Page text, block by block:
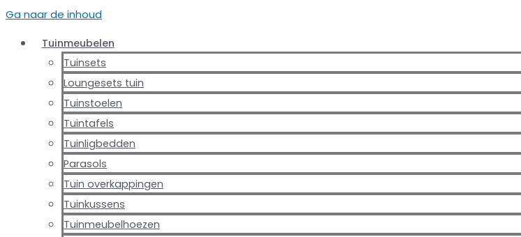
Ga naar de inhoud
Tuinmeubelen
Tuinsets
Loungesets tuin
Tuinstoelen
Tuintafels
Tuinligbedden
Parasols
Tuin overkappingen
Tuinkussens
Tuinmeubelhoezen